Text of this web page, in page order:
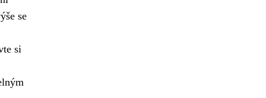
se
si